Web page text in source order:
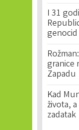
I 31
granice
Zapadu
Kad
života,
zadatak